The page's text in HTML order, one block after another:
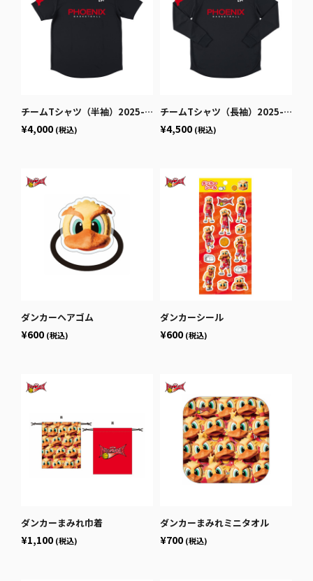
チームTシャツ（半袖）2025-26
¥4,000 (税込)
チームTシャツ（長袖）2025-26
¥4,500 (税込)
ダンカーヘアゴム
¥600 (税込)
ダンカーシール
¥600 (税込)
ダンカーまみれ巾着
¥1,100 (税込)
ダンカーまみれミニタオル
¥700 (税込)